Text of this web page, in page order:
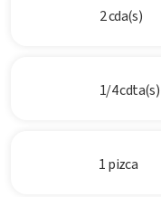
2 cda(s)
1/4 cdta(s)
1 pizca